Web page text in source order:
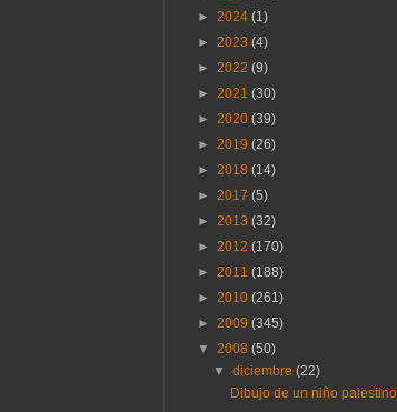
► 2024 (1)
► 2023 (4)
► 2022 (9)
► 2021 (30)
► 2020 (39)
► 2019 (26)
► 2018 (14)
► 2017 (5)
► 2013 (32)
► 2012 (170)
► 2011 (188)
► 2010 (261)
► 2009 (345)
▼ 2008 (50)
▼diciembre(22)
Dibujo de un niño palestino